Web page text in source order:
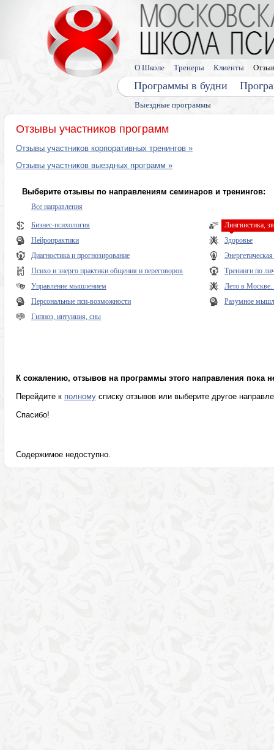
Выездные программы
Программы в будни
О Школе Тренеры Клиенты
Отзывы участников программ
Отзывы участников корпоративных тренингов »
Отзывы участников выездных программ »
Выберите отзывы по направлениям семинаров и тренингов:
Все направления
Бизнес-психология
Нейропрактики
Диагностика и прогнозирование
Психо и энерго практики общения и переговоров
Управление мышлением
Персональные пси-возможности
Гипноз, интуиция, сны
Лингвистика,
Здоровье
Тренинги по
Лето в
Разумное
К сожалению, отзывов на программы этого направления пока
Перейдите к полному списку отзывов или выберите другое
Спасибо!
Содержимое недоступно.